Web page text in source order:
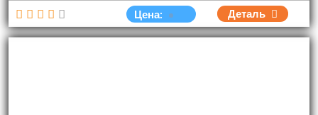
Цена: Деталь